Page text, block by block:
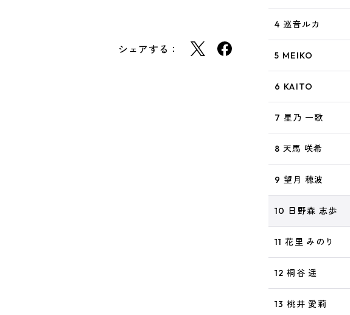
シェアする：
4 巡音ルカ
5 MEIKO
6 KAITO
7 星乃 一歌
8 天馬 咲希
9 望月 穂波
10 日野森 志歩
11 花里 みのり
12 桐谷 遥
13 桃井 愛莉